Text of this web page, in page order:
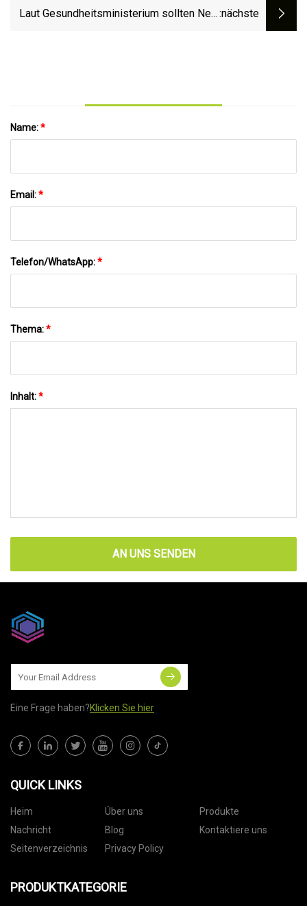
Laut Gesundheitsministerium sollten New:nächste
Name:*
Email:*
Telefon/WhatsApp:*
Thema:*
Inhalt:*
AN UNS SENDEN
Eine Frage haben?Klicken Sie hier
QUICK LINKS
Heim Über uns
Produkte
Nachricht
Blog
Kontaktiere uns
Seitenverzeichnis
Privacy Policy
PRODUKTKATEGORIE